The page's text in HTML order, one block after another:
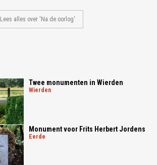
Lees alles over 'Na de oorlog'
Twee monumenten in Wierden
wierden
Monument voor Frits Herbert Jordens
eerde